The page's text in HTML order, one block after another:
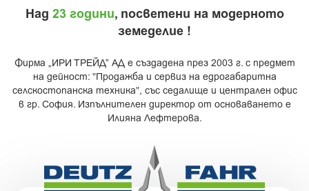
Над 23 години, посветени на модерното
земеделие !
Фирма „ИРИ ТРЕЙД” АД е създадена през 2003 г. с предмет
на дейност: "Продажба и сервиз на едрогабаритна
селскостопанска техника", със седалище и централен офис
в гр. София. Изпълнителен директор от основаването е
Илияна Лефтерова.